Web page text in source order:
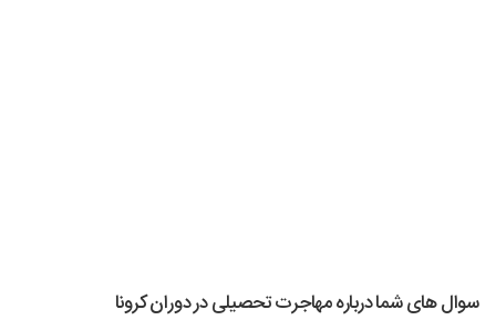
سوال های شما درباره مهاجرت تحصیلی در دوران کرونا